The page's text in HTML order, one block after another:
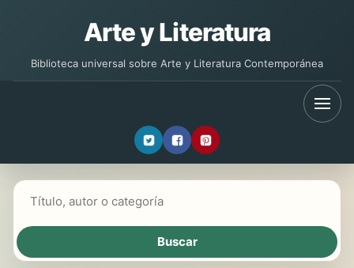
Arte y Literatura
Biblioteca universal sobre Arte y Literatura Contemporánea